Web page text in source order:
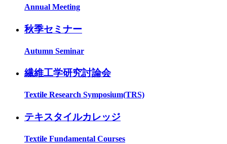
Annual Meeting
秋季セミナー
Autumn Seminar
繊維工学研究討論会
Textile Research Symposium(TRS)
テキスタイルカレッジ
Textile Fundamental Courses